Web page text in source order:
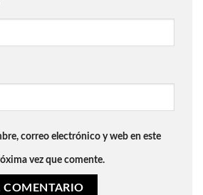
correo electrónico y web en este
vez que comente.